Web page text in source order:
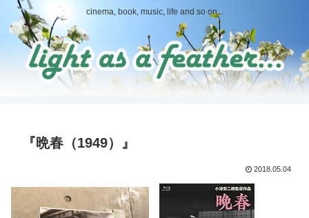
cinema, book, music, life and so on...
『晩春（1949）』
2018.05.04